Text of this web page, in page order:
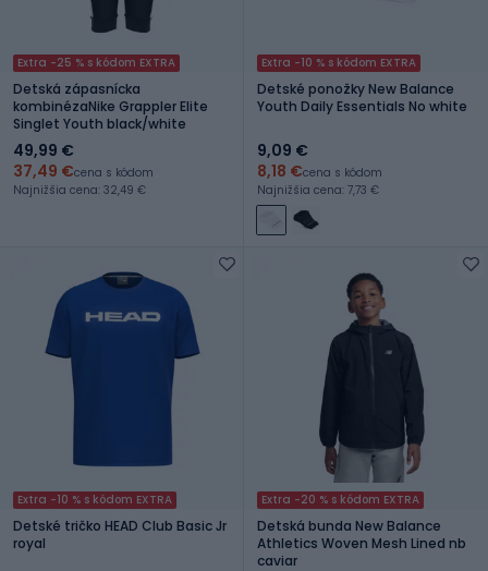
Extra -25 % s kódom EXTRA
Detská zápasnícka
kombinézaNike Grappler Elite
Singlet Youth black/white
49,99 €
37,49 €cena s kódom
Najnižšia cena: 32,49 €
Extra -10 % s kódom EXTRA
Detské ponožky New Balance
Youth Daily Essentials No white
9,09 €
8,18 €cena s kódom
Najnižšia cena: 7,73 €
Extra -10 % s kódom EXTRA
Detské tričko HEAD Club Basic Jr
royal
Extra -20 % s kódom EXTRA
Detská bunda New Balance
Athletics Woven Mesh Lined nb
caviar